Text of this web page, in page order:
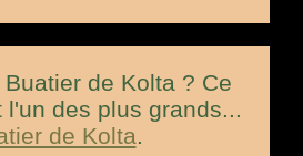
de Kolta ? Ce
l'un des plus grands...
de Kolta.